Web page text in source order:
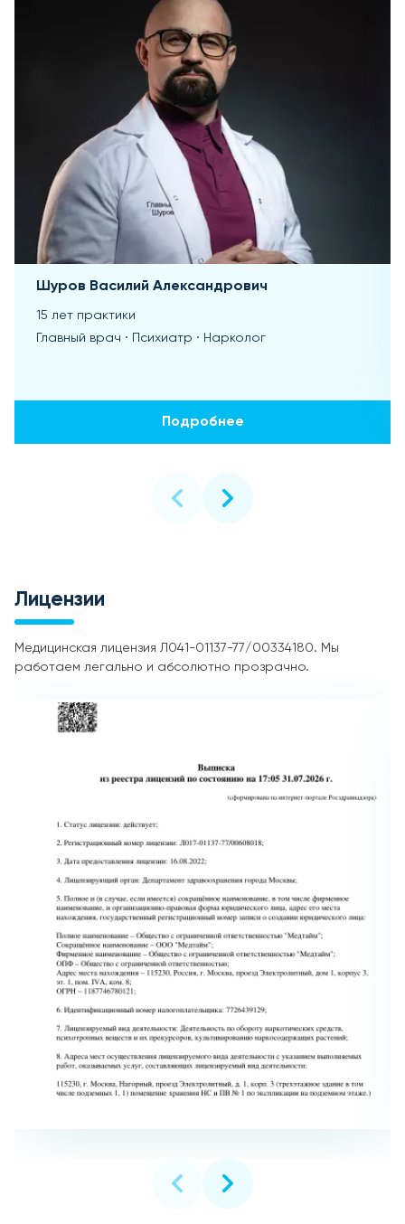
Шуров Василий Александрович
15 лет практики
Главный врач · Психиатр · Нарколог
Подробнее
Лицензии
Медицинская лицензия Л041-01137-77/00334180. Мы
работаем легально и абсолютно прозрачно.